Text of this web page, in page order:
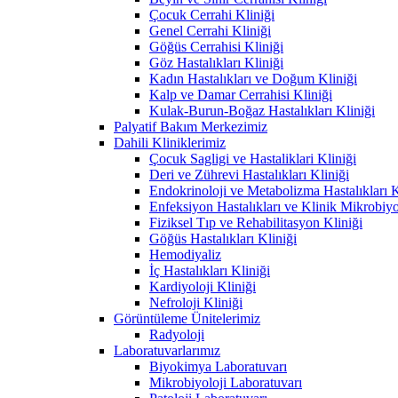
Çocuk Cerrahi Kliniği
Genel Cerrahi Kliniği
Göğüs Cerrahisi Kliniği
Göz Hastalıkları Kliniği
Kadın Hastalıkları ve Doğum Kliniği
Kalp ve Damar Cerrahisi Kliniği
Kulak-Burun-Boğaz Hastalıkları Kliniği
Palyatif Bakım Merkezimiz
Dahili Kliniklerimiz
Çocuk Sagligi ve Hastaliklari Kliniği
Deri ve Zührevi Hastalıkları Kliniği
Endokrinoloji ve Metabolizma Hastalıkları
Enfeksiyon Hastalıkları ve Klinik
Fiziksel Tıp ve Rehabilitasyon Kliniği
Göğüs Hastalıkları Kliniği
Hemodiyaliz
İç Hastalıkları Kliniği
Kardiyoloji Kliniği
Nefroloji Kliniği
Görüntüleme Ünitelerimiz
Radyoloji
Laboratuvarlarımız
Biyokimya Laboratuvarı
Mikrobiyoloji Laboratuvarı